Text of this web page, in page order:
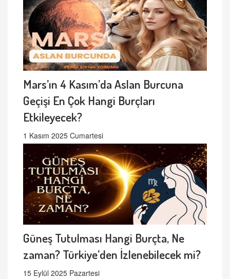
Mars’ın 4 Kasım’da Aslan Burcuna
Geçişi En Çok Hangi Burçları
Etkileyecek?
1 Kasım 2025 Cumartesi
Güneş Tutulması Hangi Burçta, Ne
zaman? Türkiye’den İzlenebilecek mi?
15 Eylül 2025 Pazartesi